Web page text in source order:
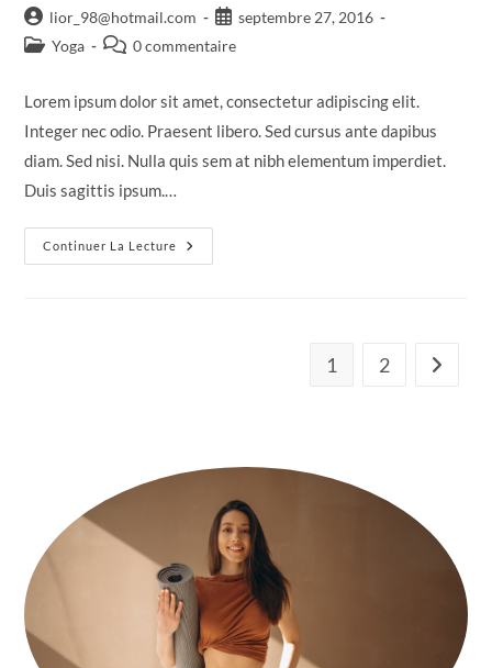
lior_98@hotmail.com
septembre 27, 2016
Yoga
0 commentaire
Lorem ipsum dolor sit amet, consectetur adipiscing elit.
Integer nec odio. Praesent libero. Sed cursus ante dapibus
diam. Sed nisi. Nulla quis sem at nibh elementum imperdiet.
Duis sagittis ipsum.…
Continuer La Lecture
1 2